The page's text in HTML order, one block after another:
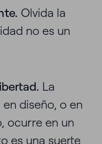
Olvida la
no es un
La
diseño, o en
ocurre en un
es una suerte